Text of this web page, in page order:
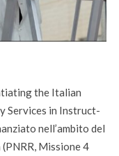
the Italian
Services in Instruct-
nell’ambito del
Missione 4